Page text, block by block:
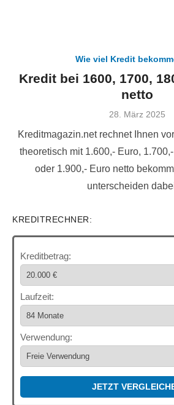
Wie viel Kredit
Kredit bei 1600, 1700,
netto
Veröffentlicht
28. März 2025
Kreditmagazin.net rechnet Ihnen
theoretisch mit 1.600,- Euro,
oder 1.900,- Euro netto
unterscheiden
KREDITRECHNER:
Kreditbetrag:
Laufzeit:
Verwendung:
JETZT